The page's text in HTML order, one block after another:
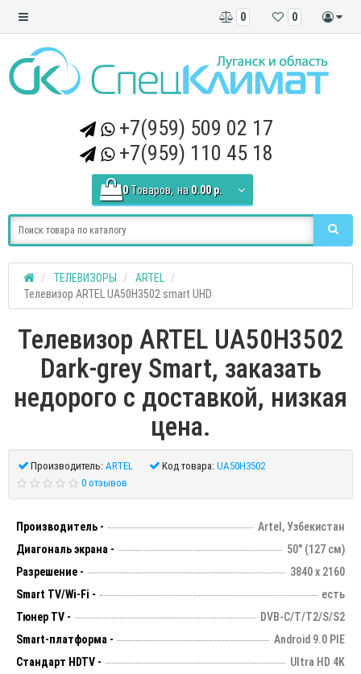
0
0
+7(959) 509 02 17
+7(959) 110 45 18
0 Tоваров, на 0.00 р.
ТЕЛЕВИЗОРЫ
ARTEL
Телевизор ARTEL UA50H3502 smart UHD
Телевизор ARTEL UA50H3502
Dark-grey Smart, заказать
недорого с доставкой, низкая
цена.
Производитель: ARTEL Код товара: UA50H3502
0 отзывов
Производитель -
Artel, Узбекистан
Диагональ экрана -
50" (127 см)
Разрешение -
3840 х 2160
Smart TV/Wi-Fi -
есть
Тюнер TV -
DVB-C/T/T2/S/S2
Smart-платформа -
Android 9.0 PIE
Стандарт HDTV -
Ultra HD 4K